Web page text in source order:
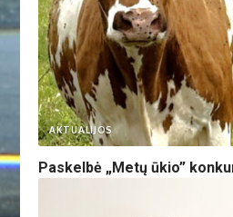
AKTUALIJOS
Paskelbė „Metų ūkio”